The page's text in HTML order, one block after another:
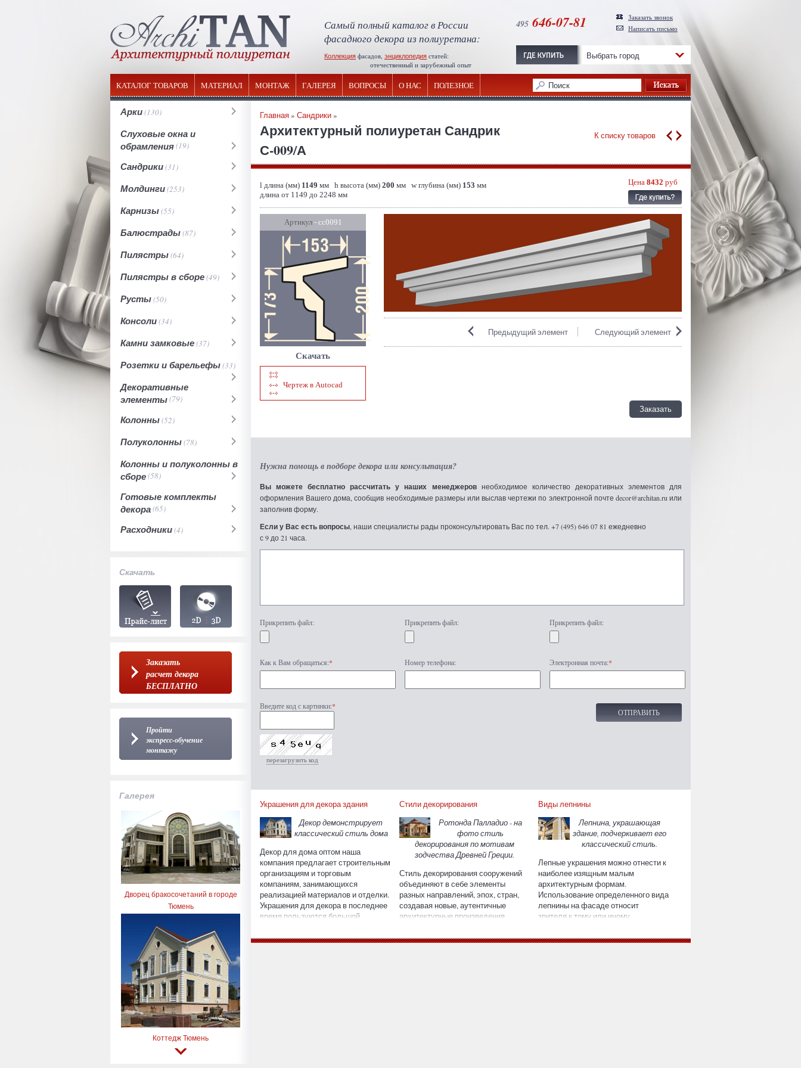
Самый полный каталог в России
фасадного декора из полиуретана:
Коллекция фасадов, энциклопедия статей:
отечественный и зарубежный опыт
495 646-07-81
Заказать звонок
Написать письмо
Выбрать город
КАТАЛОГ ТОВАРОВ МАТЕРИАЛ МОНТАЖ ГАЛЕРЕЯ ВОПРОСЫ О НАС ПОЛЕЗНОЕ
Арки(130)
Слуховые окна и
обрамления(19)
Сандрики(31)
Молдинги(253)
Карнизы(55)
Балюстрады(87)
Пилястры(64)
Пилястры в сборе(49)
Русты(50)
Консоли(34)
Камни замковые(37)
Розетки и барельефы(33)
Декоративные
элементы(79)
Колонны(52)
Полуколонны(78)
Колонны и полуколонны в
сборе(58)
Готовые комплекты
декора(65)
Расходники(4)
Скачать
Заказать
расчет декора
БЕСПЛАТНО
Пройти
экспресс-обучение
монтажу
Галерея
Дворец бракосочетаний в городе
Тюмень
Коттедж Тюмень
Главная» Сандрики»
Архитектурный полиуретан Сандрик
С-009/А
К списку товаров
l длина (мм) 1149 мм h высота (мм) 200 мм w глубина (мм) 153 мм
длина от 1149 до 2248 мм
Цена 8432 руб
Артикул- сс0091
Скачать
Чертеж в Autocad
Следующий элемент
Предыдущий элемент
Заказать
Нужна помощь в подборе декора или консультация?
Вы можете бесплатно рассчитать у наших менеджеровнеобходимое количество декоративных элементов для
оформления Вашего дома, сообщив необходимые размеры или выслав чертежи по электронной почте decor@architan.ru или
заполнив форму.
Если у Вас есть вопросы , наши специалисты рады проконсультировать Вас по тел. +7 (495) 646 07 81 ежедневно
с 9 до 21 часа.
Прикрепить файл: Прикрепить файл: Прикрепить файл:
Как к Вам обращаться:* Номер телефона: Электронная почта:*
Введите код с картинки:*
перезагрузить код
Украшения для декора здания
Декор демонстрирует
классический стиль дома
Декор для дома оптом наша
компания предлагает строительным
организациям и торговым
компаниям, занимающихся
реализацией материалов и отделки.
Украшения для декора в последнее
время пользуются большой
застройщиков и владельцев
Стили декорирования
Ротонда Палладио - на
фото стиль
декорирования по мотивам
зодчества Древней Греции.
Стиль декорирования сооружений
объединяют в себе элементы
разных направлений, эпох, стран,
создавая новые, аутентичные
архитектурные произведения.
популярные в Европе. Стиль Тюдор.
Виды лепнины
Лепнина, украшающая
здание, подчеркивает его
классический стиль.
Лепные украшения можно отнести к
наиболее изящным малым
архитектурным формам.
Использование определенного вида
лепнины на фасаде относит
зрителя к тому или иному
архитектурному направлению.